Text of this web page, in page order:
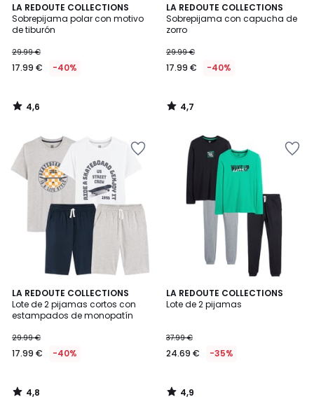
LA REDOUTE COLLECTIONS
Sobrepijama polar con motivo
de tiburón
29.99 €
17.99 € -40%
4,6
/ 5
4,6
/
LA REDOUTE COLLECTIONS
Sobrepijama con capucha de
zorro
29.99 €
17.99 € -40%
4,7
/ 5
4,7
/
LA REDOUTE COLLECTIONS
Lote de 2 pijamas cortos con
estampados de monopatín
29.99 €
17.99 € -40%
4,8
/ 5
4,8
/
LA REDOUTE COLLECTIONS
Lote de 2 pijamas
37.99 €
24.69 € -35%
4,9
/ 5
4,9
/